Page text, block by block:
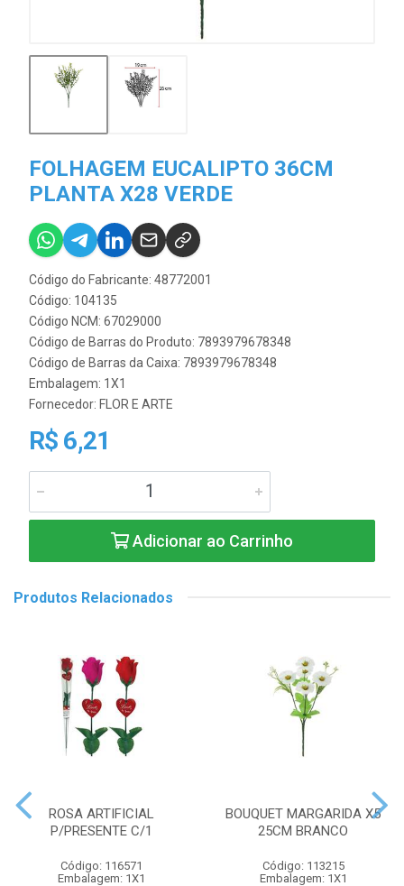
FOLHAGEM EUCALIPTO 36CM
PLANTA X28 VERDE
Código do Fabricante: 48772001
Código: 104135
Código NCM: 67029000
Código de Barras do Produto: 7893979678348
Código de Barras da Caixa: 7893979678348
Embalagem: 1X1
Fornecedor: FLOR E ARTE
R$ 6,21
Adicionar ao Carrinho
Produtos Relacionados
ROSA ARTIFICIAL
P/PRESENTE C/1
Código: 116571
Embalagem: 1X1
BOUQUET MARGARIDA X5
25CM BRANCO
Código: 113215
Embalagem: 1X1